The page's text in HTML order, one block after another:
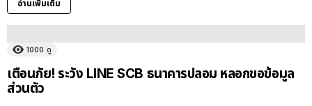
อ่านเพิ่มเติม
1000 ดู
เตือนภัย! ระวัง LINE SCB ธนาคารปลอม หลอกขอข้อมูล
ส่วนตัว